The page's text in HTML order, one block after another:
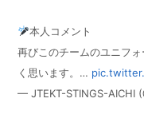
本人コメント
再びこのチームのユニフ
く思います。…
— JTEKT-STINGS-AICHI